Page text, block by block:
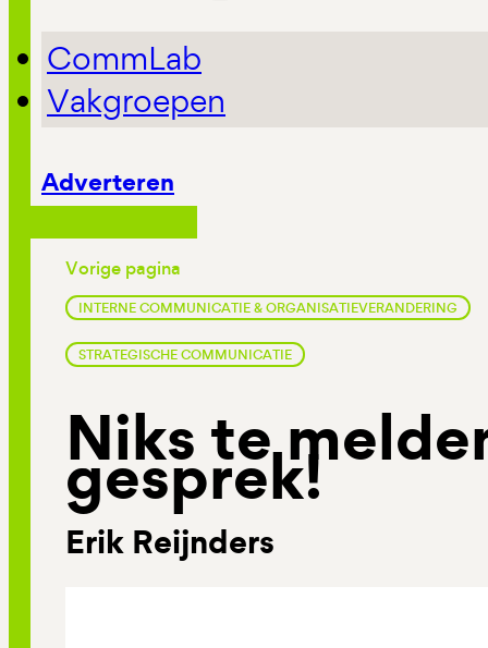
CommLab
Vakgroepen
Adverteren
Vorige pagina
INTERNE COMMUNICATIE & ORGANISATIEVERANDERING
STRATEGISCHE COMMUNICATIE
Niks te
gesprek!
Erik Reijnders